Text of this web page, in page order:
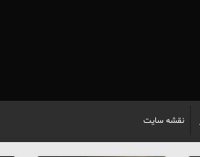
نقشه سایت